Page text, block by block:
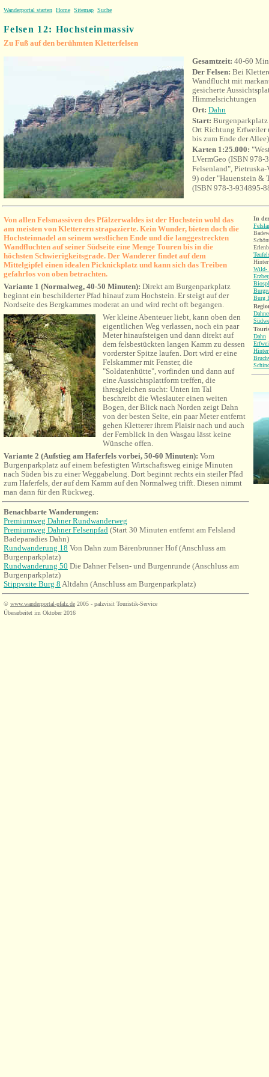
Wanderportal starten Home Sitemap Suche
Felsen 12: Hochsteinmassiv
Zu Fuß auf den berühmten Kletterfelsen
Gesamtzeit: 40-60
Der Felsen: Bei
Wandflucht mit
gesicherte
Himmelsrichtungen
Ort: Dahn
Start:
Ort Richtung Erfweiler
bis zum Ende der Allee)
Karten 1:25.000:
LVermGeo (ISBN 978-
Felsenland",
9) oder "Hauenstein &
(ISBN 978-3-934895-
Von allen Felsmassiven des Pfälzerwaldes ist der Hochstein wohl das
am meisten von Kletterern strapazierte. Kein Wunder, bieten doch die
Hochsteinnadel an seinem westlichen Ende und die langgestreckten
Wandfluchten auf seiner Südseite eine Menge Touren bis in die
höchsten Schwierigkeitsgrade. Der Wanderer findet auf dem
Mittelgipfel einen idealen Picknickplatz und kann sich das Treiben
gefahrlos von oben betrachten.
Variante 1 (Normalweg, 40-50 Minuten): Direkt am Burgenparkplatz
beginnt ein beschilderter Pfad hinauf zum Hochstein. Er steigt auf der
Nordseite des Bergkammes moderat an und wird recht oft begangen.
Wer kleine Abenteuer liebt, kann oben den
eigentlichen Weg verlassen, noch ein paar
Meter hinaufsteigen und dann direkt auf
dem felsbestückten langen Kamm zu dessen
vorderster Spitze laufen. Dort wird er eine
Felskammer mit Fenster, die
"Soldatenhütte", vorfinden und dann auf
eine Aussichtsplattform treffen, die
ihresgleichen sucht: Unten im Tal
beschreibt die Wieslauter einen weiten
Bogen, der Blick nach Norden zeigt Dahn
von der besten Seite, ein paar Meter entfernt
gehen Kletterer ihrem Plaisir nach und auch
der Fernblick in den Wasgau lässt keine
Wünsche offen.
Variante 2 (Aufstieg am Haferfels vorbei, 50-60 Minuten): Vom
Burgenparkplatz auf einem befestigten Wirtschaftsweg einige Minuten
nach Süden bis zu einer Weggabelung. Dort beginnt rechts ein steiler Pfad
zum Haferfels, der auf dem Kamm auf den Normalweg trifft. Diesen nimmt
man dann für den Rückweg.
Benachbarte Wanderungen:
Premiumweg Dahner Rundwanderweg
Premiumweg Dahner Felsenpfad (Start 30 Minuten entfernt am Felsland
Badeparadies Dahn)
Rundwanderung 18 Von Dahn zum Bärenbrunner Hof(Anschluss am
Burgenparkplatz)
Rundwanderung 50 Die Dahner Felsen- und Burgenrunde (Anschluss am
Burgenparkplatz)
Stippvsite Burg 8 Altdahn (Anschluss am Burgenparkplatz)
© www.wanderportal-pfalz.de 2005 - palzvisit Touristik-Service
Überarbeitet im Oktober 2016
In
Wild-
Burg
Dahn